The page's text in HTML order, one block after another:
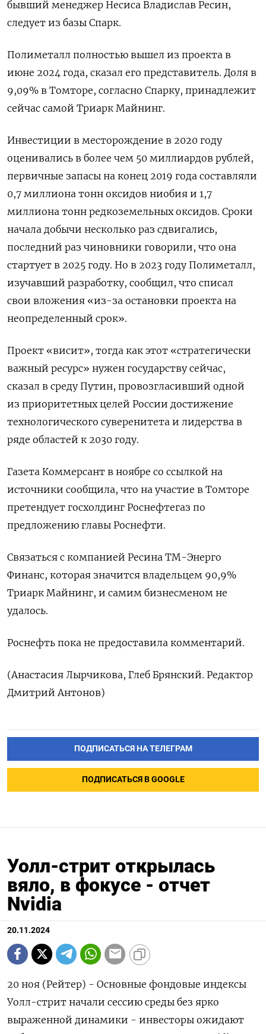
бывший менеджер Несиса Владислав Ресин,
следует из базы Спарк.
Полиметалл полностью вышел из проекта в
июне 2024 года, сказал его представитель. Доля в
9,09% в Томторе, согласно Спарку, принадлежит
сейчас самой Триарк Майнинг.
Инвестиции в месторождение в 2020 году
оценивались в более чем 50 миллиардов рублей,
первичные запасы на конец 2019 года составляли
0,7 миллиона тонн оксидов ниобия и 1,7
миллиона тонн редкоземельных оксидов. Сроки
начала добычи несколько раз сдвигались,
последний раз чиновники говорили, что она
стартует в 2025 году. Но в 2023 году Полиметалл,
изучавший разработку, сообщил, что списал
свои вложения «из-за остановки проекта на
неопределенный срок».
Проект «висит», тогда как этот «стратегически
важный ресурс» нужен государству сейчас,
сказал в среду Путин, провозгласивший одной
из приоритетных целей России достижение
технологического суверенитета и лидерства в
ряде областей к 2030 году.
Газета Коммерсант в ноябре со ссылкой на
источники сообщила, что на участие в Томторе
претендует госхолдинг Роснефтегаз по
предложению главы Роснефти.
Связаться с компанией Ресина ТМ-Энерго
Финанс, которая значится владельцем 90,9%
Триарк Майнинг, и самим бизнесменом не
удалось.
Роснефть пока не предоставила комментарий.
(Анастасия Лырчикова, Глеб Брянский. Редактор
Дмитрий Антонов)
ПОДПИСАТЬСЯ НА ТЕЛЕГРАМ
ПОДПИСАТЬСЯ В GOOGLE
Уолл-стрит открылась
вяло, в фокусе - отчет
Nvidia
20.11.2024
20 ноя (Рейтер) - Основные фондовые индексы
Уолл-стрит начали сессию среды без ярко
выраженной динамики - инвесторы ожидают